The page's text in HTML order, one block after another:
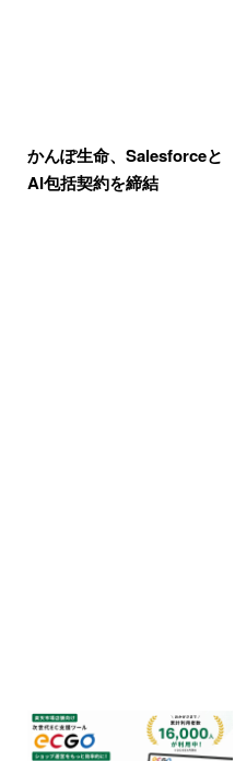
かんぽ生命、Salesforceと
AI包括契約を締結